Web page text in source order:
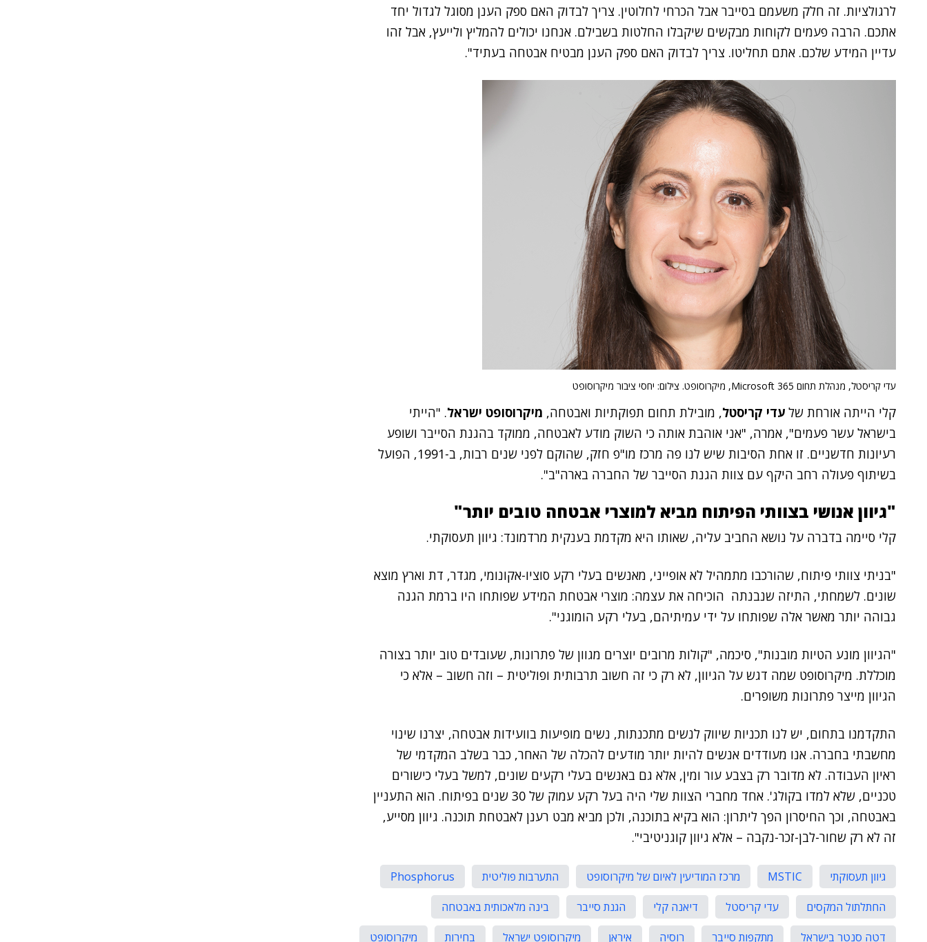
לרגולציות. זה חלק משעמם בסייבר אבל הכרחי לחלוטין. צריך לבדוק האם ספק הענן מסוגל לגדול יחד
אתכם. הרבה פעמים לקוחות מבקשים שיקבלו החלטות בשבילם. אנחנו יכולים להמליץ ולייעץ, אבל זהו
עדיין המידע שלכם. אתם תחליטו. צריך לבדוק האם ספק הענן מבטיח אבטחה בעתיד".
עדי קריסטל, מנהלת תחום Microsoft 365, מיקרוסופט. צילום: יחסי ציבור מיקרוסופט
קלי הייתה אורחת של עדי קריסטל, מובילת תחום תפוקתיות ואבטחה, מיקרוסופט ישראל. "הייתי
בישראל עשר פעמים", אמרה, "אני אוהבת אותה כי השוק מודע לאבטחה, ממוקד בהגנת הסייבר ושופע
רעיונות חדשניים. זו אחת הסיבות שיש לנו פה מרכז מו"פ חזק, שהוקם לפני שנים רבות, ב-1991, הפועל
בשיתוף פעולה רחב היקף עם צוות הגנת הסייבר של החברה בארה"ב".
"גיוון אנושי בצוותי הפיתוח מביא למוצרי אבטחה טובים יותר"
קלי סיימה בדברה על נושא החביב עליה, שאותו היא מקדמת בענקית מרדמונד: גיוון תעסוקתי.
"בניתי צוותי פיתוח, שהורכבו מתמהיל לא אופייני, מאנשים בעלי רקע סוציו-אקונומי, מגדר, דת וארץ מוצא
שונים. לשמחתי, התיזה שנבנתה הוכיחה את עצמה: מוצרי אבטחת המידע שפותחו היו ברמת הגנה
גבוהה יותר מאשר אלה שפותחו על ידי עמיתיהם, בעלי רקע הומוגני".
"הגיוון מונע הטיות מובנות", סיכמה, "קולות מרובים יוצרים מגוון של פתרונות, שעובדים טוב יותר בצורה
מוכללת. מיקרוסופט שמה דגש על הגיוון, לא רק כי זה חשוב תרבותית ופוליטית – וזה חשוב – אלא כי
הגיוון מייצר פתרונות משופרים.
התקדמנו בתחום, יש לנו תכניות שיווק לנשים מתכנתות, נשים מופיעות בוועידות אבטחה, יצרנו שינוי
מחשבתי בחברה. אנו מעודדים אנשים להיות יותר מודעים להכלה של האחר, כבר בשלב המקדמי של
ראיון העבודה. לא מדובר רק בצבע עור ומין, אלא גם באנשים בעלי רקעים שונים, למשל בעלי כישורים
טכניים, שלא למדו בקולג'. אחד מחברי הצוות שלי היה בעל רקע עמוק של 30 שנים בפיתוח. הוא התעניין
באבטחה, וכך החיסרון הפך ליתרון: הוא בקיא בתוכנה, ולכן מביא מבט רענן לאבטחת תוכנה. גיוון מסייע,
זה לא רק שחור-לבן-זכר-נקבה – אלא גיוון קוגניטיבי".
גיוון תעסוקתי MSTIC מרכז המודיעין לאיום של מיקרוסופט התערבות פוליטית
Phosphorus
החתלתול המקסים
עדי קריסטל דיאנה קלי הגנת סייבר
בינה מלאכותית באבטחה
דטה סנטר בישראל
מתקפות סייבר רוסיה איראן מיקרוסופט ישראל בחירות מיקרוסופט